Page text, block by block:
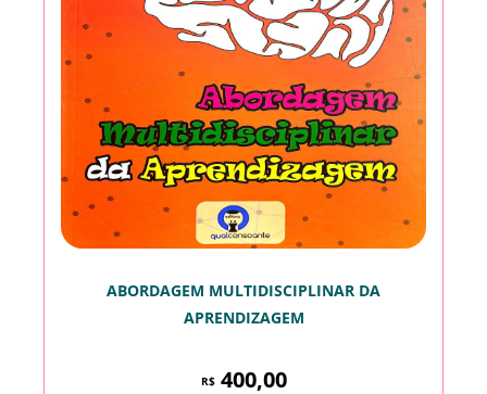
ABORDAGEM MULTIDISCIPLINAR DA
APRENDIZAGEM
R$400,00